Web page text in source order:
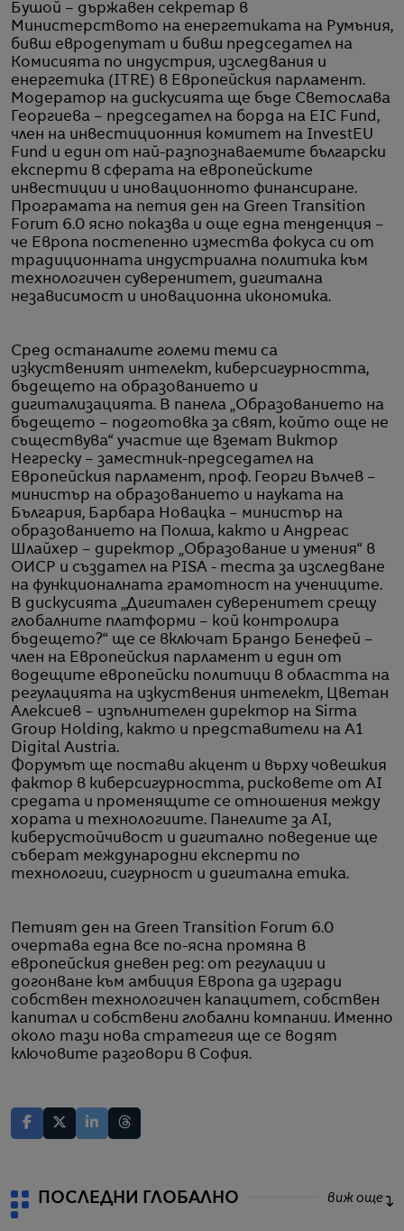
Бушой – държавен секретар в
Министерството на енергетиката на Румъния,
бивш евродепутат и бивш председател на
Комисията по индустрия, изследвания и
енергетика (ITRE) в Европейския парламент.
Модератор на дискусията ще бъде Светослава
Георгиева – председател на борда на EIC Fund,
член на инвестиционния комитет на InvestEU
Fund и един от най-разпознаваемите български
експерти в сферата на европейските
инвестиции и иновационното финансиране.
Програмата на петия ден на Green Transition
Forum 6.0 ясно показва и още една тенденция –
че Европа постепенно измества фокуса си от
традиционната индустриална политика към
технологичен суверенитет, дигитална
независимост и иновационна икономика.
Сред останалите големи теми са
изкуственият интелект, киберсигурността,
бъдещето на образованието и
дигитализацията. В панела „Образованието на
бъдещето – подготовка за свят, който още не
съществува“ участие ще вземат Виктор
Негреску – заместник-председател на
Европейския парламент, проф. Георги Вълчев –
министър на образованието и науката на
България, Барбара Новацка – министър на
образованието на Полша, както и Андреас
Шлайхер – директор „Образование и умения“ в
ОИСР и създател на PISA - теста за изследване
на функционалната грамотност на учениците.
В дискусията „Дигитален суверенитет срещу
глобалните платформи – кой контролира
бъдещето?“ ще се включат Брандо Бенефей –
член на Европейския парламент и един от
водещите европейски политици в областта на
регулацията на изкуствения интелект, Цветан
Алексиев – изпълнителен директор на Sirma
Group Holding, както и представители на A1
Digital Austria.
Форумът ще постави акцент и върху човешкия
фактор в киберсигурността, рисковете от AI
средата и променящите се отношения между
хората и технологиите. Панелите за AI,
киберустойчивост и дигитално поведение ще
съберат международни експерти по
технологии, сигурност и дигитална етика.
Петият ден на Green Transition Forum 6.0
очертава една все по-ясна промяна в
европейския дневен ред: от регулации и
догонване към амбиция Европа да изгради
собствен технологичен капацитет, собствен
капитал и собствени глобални компании. Именно
около тази нова стратегия ще се водят
ключовите разговори в София.
ПОСЛЕДНИ ГЛОБАЛНО виж още